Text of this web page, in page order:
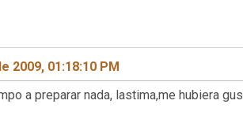
2009, 01:18:10 PM
a preparar nada, lastima,me hubiera